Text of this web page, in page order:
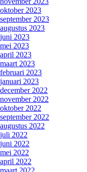
oktober 2023
september 2023
augustus 2023
juni 2023
mei 2023
april 2023
maart 2023
februari 2023
januari 2023
december 2022
november 2022
oktober 2022
september 2022
augustus 2022
juli 2022
juni 2022
mei 2022
april 2022
maart 2022